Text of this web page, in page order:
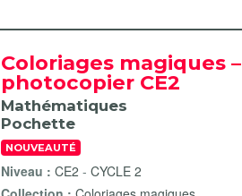
Coloriages magiques
photocopier CE2
Mathématiques
Pochette
NOUVEAUTÉ
Niveau :CE2 -CYCLE 2